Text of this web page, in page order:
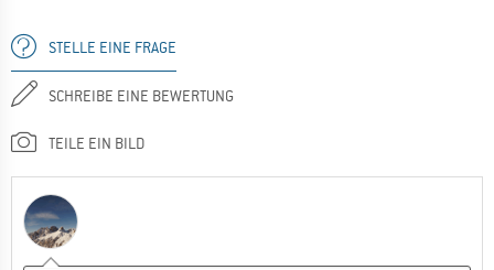
STELLE EINE FRAGE
SCHREIBE EINE BEWERTUNG
TEILE EIN BILD